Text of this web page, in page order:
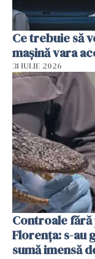
Ce trebuie să
mașină vara
31 IULIE 2026
Controale
Florența: s-au
sumă imensă